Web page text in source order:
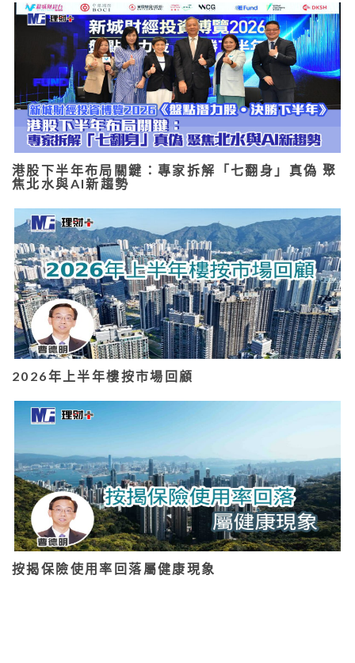
港股下半年布局關鍵：專家拆解「七翻身」真偽 聚
焦北水與AI新趨勢
2026年上半年樓按市場回顧
按揭保險使用率回落屬健康現象